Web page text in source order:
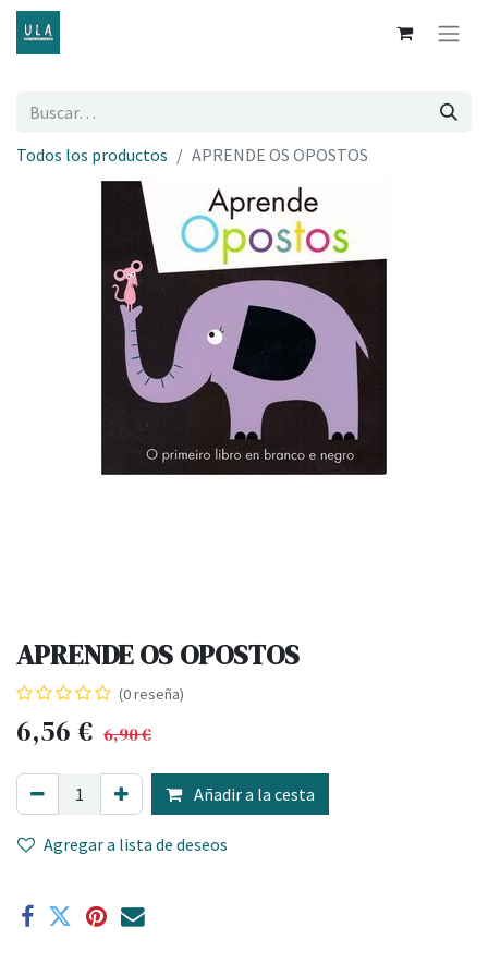
Todos los productos APRENDE OS OPOSTOS
APRENDE OS OPOSTOS
(0 reseña)
6,56 € 6,90€
Añadir a la cesta
Agregar a lista de deseos